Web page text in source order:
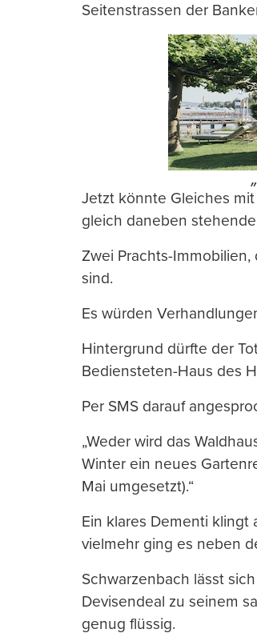
Seitenstrassen der
Jetzt könnte Gleiches
gleich daneben
Zwei Prachts-
sind.
Es würden
Hintergrund dürfte der
Bediensteten-Haus des
Per SMS darauf
„Weder wird das
Winter ein neues
Mai umgesetzt).“
Ein klares Dementi klingt
vielmehr ging es neben
Schwarzenbach lässt
Devisendeal zu seinem
genug flüssig.